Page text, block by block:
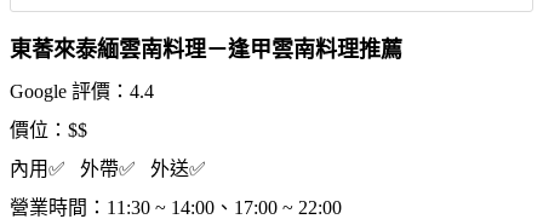
東萫來泰緬雲南料理－逢甲雲南料理推薦
Google 評價：4.4
價位：$$
內用✅ 外帶✅ 外送✅
營業時間：11:30 ~ 14:00、17:00 ~ 22:00